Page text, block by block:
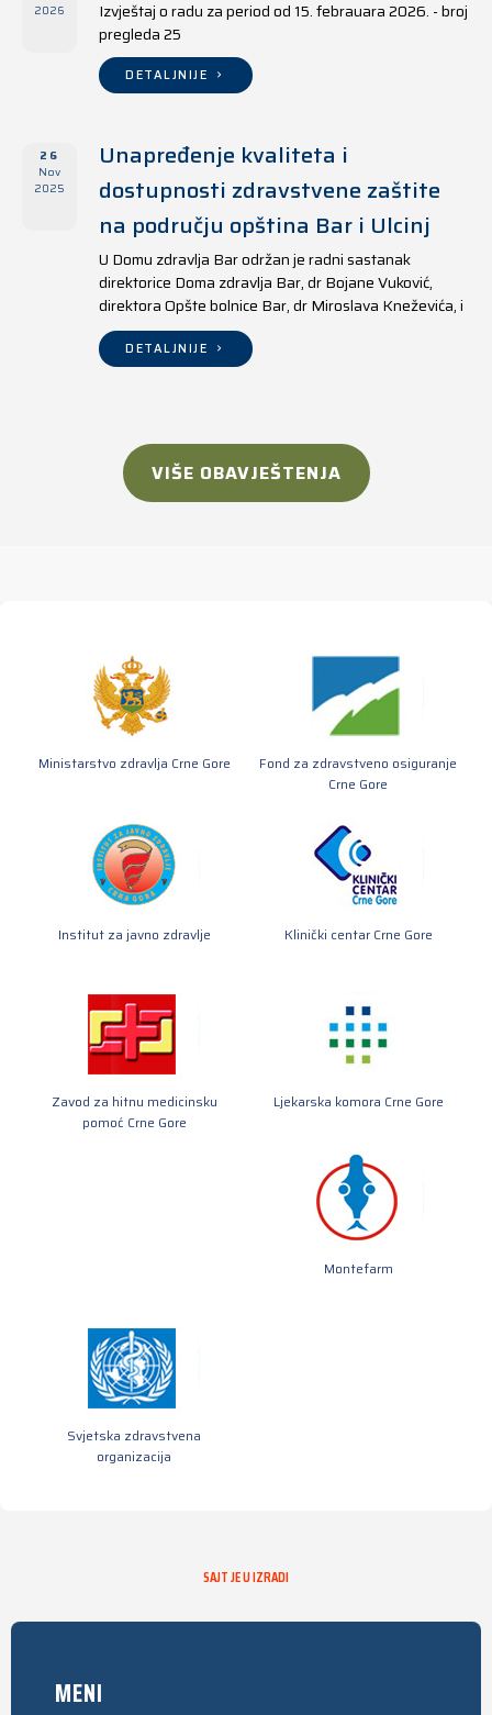
2026
Izvještaj o radu za period od 15. febrauara 2026. - broj
pregleda 25
DETALJNIJE
26
Nov
2025
Unapređenje kvaliteta i
dostupnosti zdravstvene zaštite
na području opština Bar i Ulcinj
U Domu zdravlja Bar održan je radni sastanak
direktorice Doma zdravlja Bar, dr Bojane Vuković,
direktora Opšte bolnice Bar, dr Miroslava Kneževića, i
direktora Doma zdravlja Ulcinj, Kreshnika Mustafe.
DETALJNIJE
VIŠE OBAVJEŠTENJA
Ministarstvo zdravlja Crne Gore
Fond za zdravstveno osiguranje
Crne Gore
Institut za javno zdravlje Klinički centar Crne Gore
Zavod za hitnu medicinsku
pomoć Crne Gore
Ljekarska komora Crne Gore
Montefarm
Svjetska zdravstvena
organizacija
SAJT JE U IZRADI
MENI